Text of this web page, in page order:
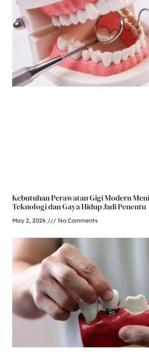
Kebutuhan Perawatan Gigi Modern
Teknologi dan Gaya Hidup Jadi Penentu
May 2, 2026 No Comments